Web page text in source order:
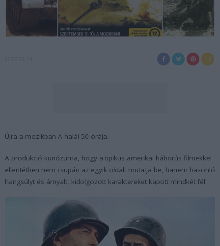
Újra a mozikban A halál 50 órája.
A produkció kuriózuma, hogy a tipikus amerikai háborús filmekkel
ellentétben nem csupán az egyik oldalt mutatja be, hanem hasonló
hangsúlyt és árnyalt, kidolgozott karaktereket kapott mindkét fél.